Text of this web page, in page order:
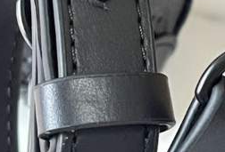
下一张